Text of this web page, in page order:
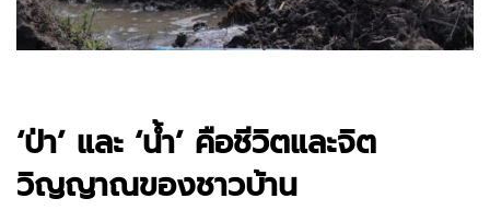
‘ป่า’ และ ‘น้ำ’ คือชีวิตและจิต
วิญญาณของชาวบ้าน